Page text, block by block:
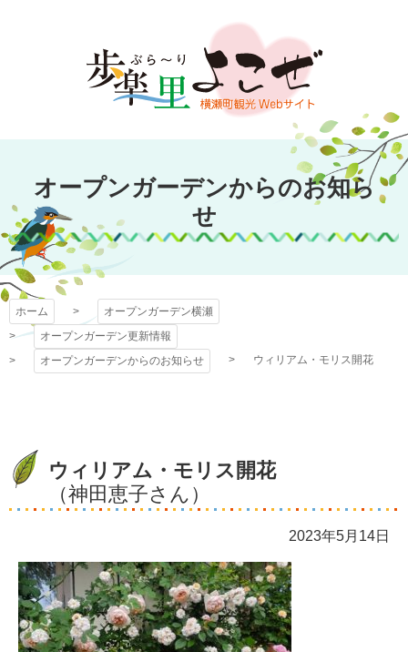
文
キ
プ
オープンガーデン
横瀬
オープンガーデンからのお知ら
せ
ホーム
オープンガーデン横瀬
オープンガーデン更新情報
オープンガーデンからのお知らせ
ウィリアム・モリス開花
ウィリアム・モリス開花
（神田恵子さん）
2023年5月14日